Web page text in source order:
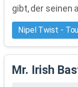
gibt, der seinen
Nipel Twist -
Mr. Irish